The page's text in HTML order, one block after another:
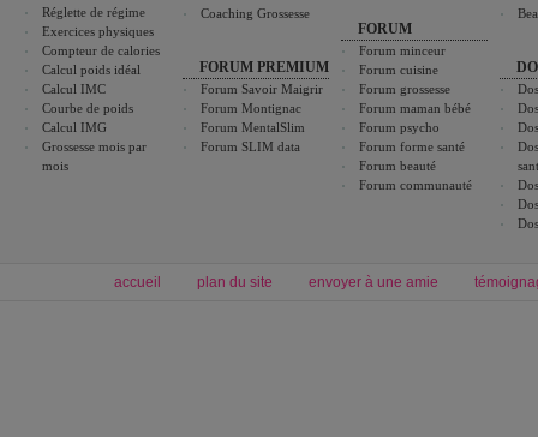
Réglette de régime
Exercices physiques
Compteur de calories
Calcul poids idéal
Calcul IMC
Courbe de poids
Calcul IMG
Grossesse mois par
mois
Coaching Grossesse
FORUM PREMIUM
Forum Savoir Maigrir
Forum Montignac
Forum MentalSlim
Forum SLIM data
FORUM
Forum minceur
Forum cuisine
Forum grossesse
Forum maman bébé
Forum psycho
Forum forme santé
Forum beauté
Forum communauté
accueil plan du site envoyer à une amie